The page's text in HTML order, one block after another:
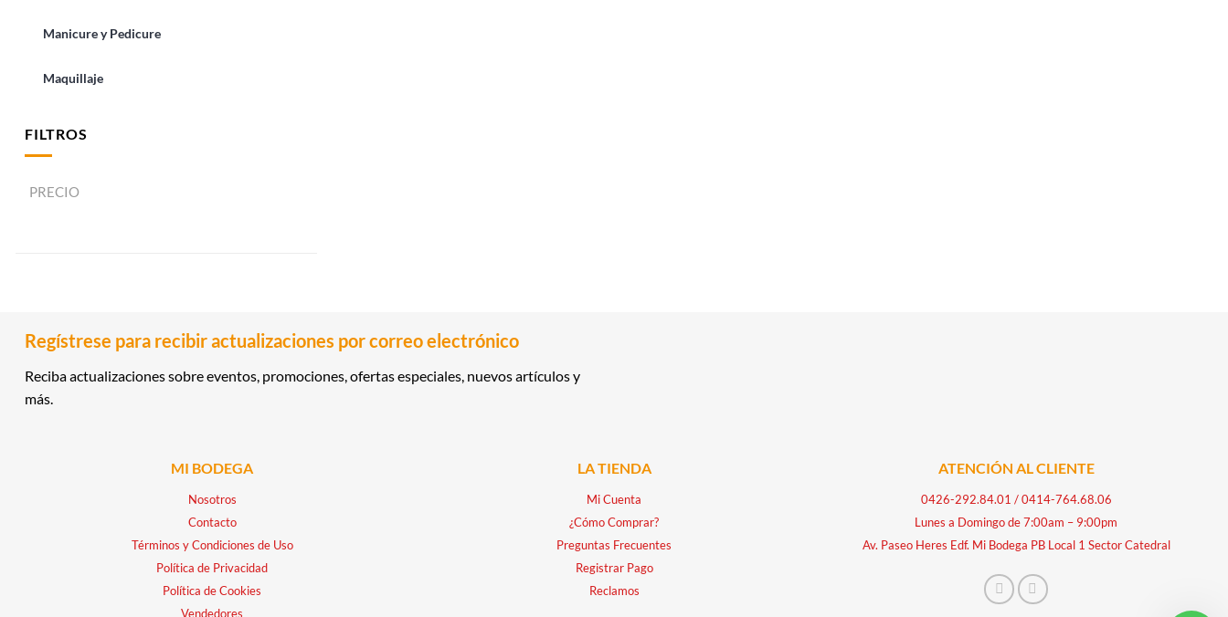
Manicure y Pedicure
Maquillaje
FILTROS
PRECIO
Regístrese para recibir actualizaciones por correo electrónico
Reciba actualizaciones sobre eventos, promociones, ofertas especiales, nuevos artículos y
más.
MI BODEGA
Nosotros
Contacto
Términos y Condiciones de Uso
Política de Privacidad
Política de Cookies
Vendedores
LA TIENDA
Mi Cuenta
¿Cómo Comprar?
Preguntas Frecuentes
Registrar Pago
Reclamos
ATENCIÓN AL CLIENTE
0426-292.84.01 /0414-764.68.06
Lunes a Domingo de 7:00am – 9:00pm
Av. Paseo Heres Edf. Mi Bodega PB Local 1 Sector Catedral